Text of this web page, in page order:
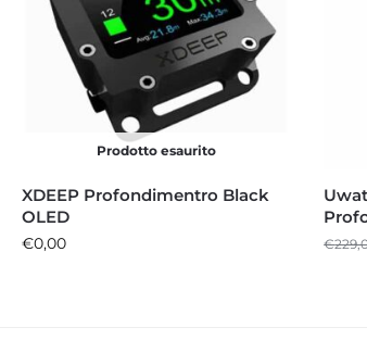
Prodotto esaurito
XDEEP Profondimentro Black
OLED
€0,00 €